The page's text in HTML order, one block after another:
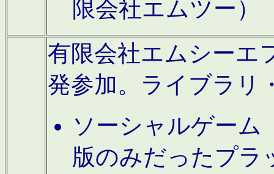
限会社エムツー）
有限会社エムシーエ
発参加。ライブラリ
ソーシャルゲーム
版のみだったプラ